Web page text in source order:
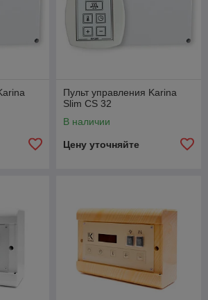
Пульт управления Karina
Slim CS 32
В наличии
Цену уточняйте